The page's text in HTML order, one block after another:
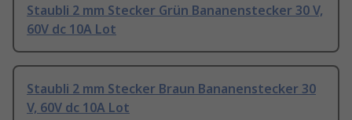
Staubli 2 mm Stecker Grün Bananenstecker 30 V,
60V dc 10A Lot
Staubli 2 mm Stecker Braun Bananenstecker 30
V, 60V dc 10A Lot